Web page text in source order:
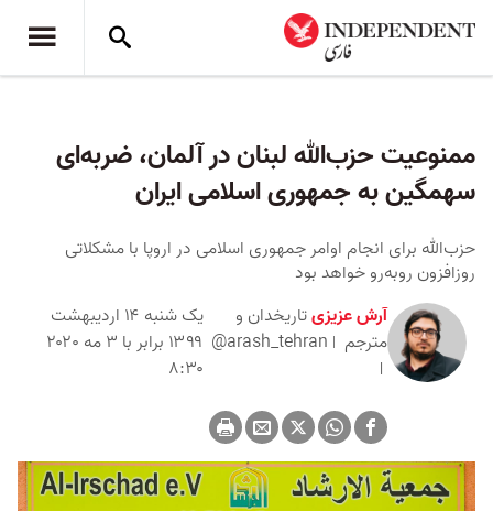
ممنوعیت حزب‌الله لبنان در آلمان، ضربه‌ای
سهمگین به جمهوری اسلامی ایران
حزب‌الله برای انجام اوامر جمهوری اسلامی در اروپا با مشکلاتی
روزافزون روبه‌رو خواهد بود
آرش عزیزیتاریخدان و
مترجم
@arash_tehran
یک شنبه ۱۴ اردیبهشت
۱۳۹۹ برابر با ۳ مه ۲۰۲۰
۸:۳۰